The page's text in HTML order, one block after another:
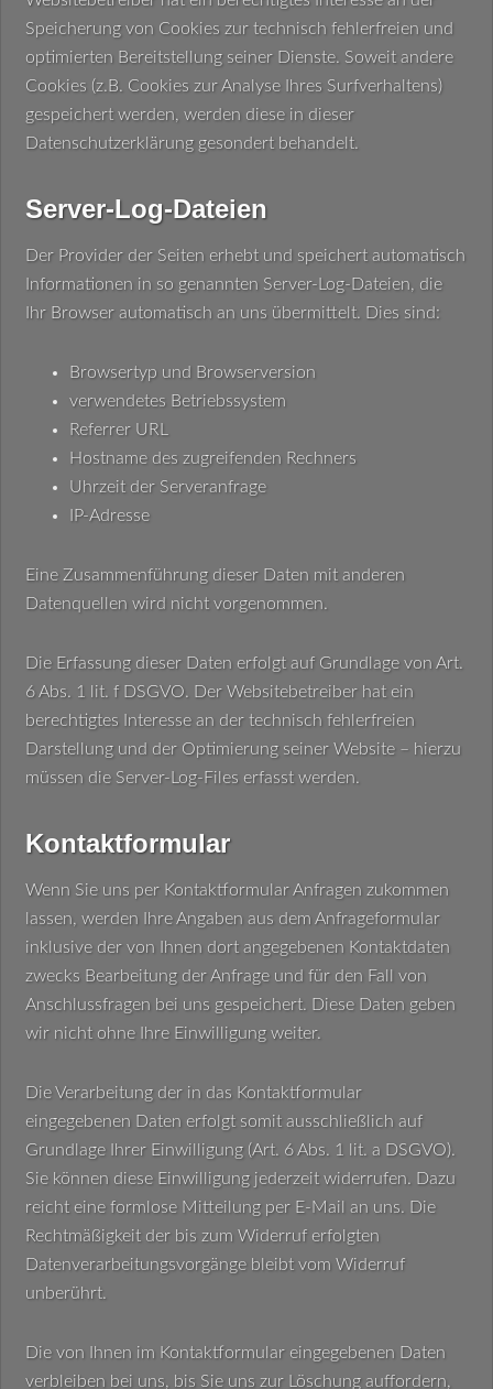
Speicherung von Cookies zur technisch fehlerfreien und
optimierten Bereitstellung seiner Dienste. Soweit andere
Cookies (z.B. Cookies zur Analyse Ihres Surfverhaltens)
gespeichert werden, werden diese in dieser
Datenschutzerklärung gesondert behandelt.
Server-Log-Dateien
Der Provider der Seiten erhebt und speichert automatisch
Informationen in so genannten Server-Log-Dateien, die
Ihr Browser automatisch an uns übermittelt. Dies sind:
Browsertyp und Browserversion
verwendetes Betriebssystem
Referrer URL
Hostname des zugreifenden Rechners
Uhrzeit der Serveranfrage
IP-Adresse
Eine Zusammenführung dieser Daten mit anderen
Datenquellen wird nicht vorgenommen.
Die Erfassung dieser Daten erfolgt auf Grundlage von Art.
6 Abs. 1 lit. f DSGVO. Der Websitebetreiber hat ein
berechtigtes Interesse an der technisch fehlerfreien
Darstellung und der Optimierung seiner Website – hierzu
müssen die Server-Log-Files erfasst werden.
Kontaktformular
Wenn Sie uns per Kontaktformular Anfragen zukommen
lassen, werden Ihre Angaben aus dem Anfrageformular
inklusive der von Ihnen dort angegebenen Kontaktdaten
zwecks Bearbeitung der Anfrage und für den Fall von
Anschlussfragen bei uns gespeichert. Diese Daten geben
wir nicht ohne Ihre Einwilligung weiter.
Die Verarbeitung der in das Kontaktformular
eingegebenen Daten erfolgt somit ausschließlich auf
Grundlage Ihrer Einwilligung (Art. 6 Abs. 1 lit. a DSGVO).
Sie können diese Einwilligung jederzeit widerrufen. Dazu
reicht eine formlose Mitteilung per E-Mail an uns. Die
Rechtmäßigkeit der bis zum Widerruf erfolgten
Datenverarbeitungsvorgänge bleibt vom Widerruf
unberührt.
Die von Ihnen im Kontaktformular eingegebenen Daten
verbleiben bei uns, bis Sie uns zur Löschung auffordern,